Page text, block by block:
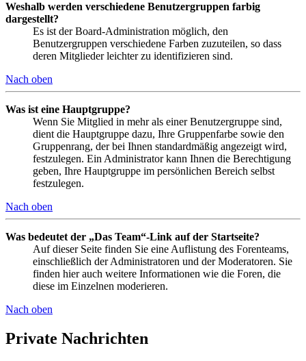
Weshalb werden verschiedene Benutzergruppen farbig
dargestellt?
Es ist der Board-Administration möglich, den
Benutzergruppen verschiedene Farben zuzuteilen, so dass
deren Mitglieder leichter zu identifizieren sind.
Nach oben
Was ist eine Hauptgruppe?
Wenn Sie Mitglied in mehr als einer Benutzergruppe sind,
dient die Hauptgruppe dazu, Ihre Gruppenfarbe sowie den
Gruppenrang, der bei Ihnen standardmäßig angezeigt wird,
festzulegen. Ein Administrator kann Ihnen die Berechtigung
geben, Ihre Hauptgruppe im persönlichen Bereich selbst
festzulegen.
Nach oben
Was bedeutet der „Das Team“-Link auf der Startseite?
Auf dieser Seite finden Sie eine Auflistung des Forenteams,
einschließlich der Administratoren und der Moderatoren. Sie
finden hier auch weitere Informationen wie die Foren, die
diese im Einzelnen moderieren.
Nach oben
Private Nachrichten